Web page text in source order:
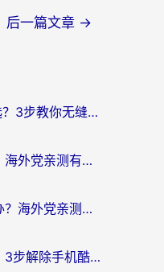
后一篇文章 →
美国翻回国内app怎么选？3步教你无缝刷剧、登12123、访问国内网站
优酷地域限制怎么关闭？海外党亲测有效的追剧加速器选择指南
抖音音乐地区限制怎么办？海外党亲测有效的听歌自由指南
在国外听不了酷我音乐？3步解除手机酷我音乐海外限制，附实测好用加速器